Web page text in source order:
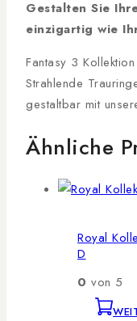
Gestalten Sie
einzigartig wie
Fantasy 3 Kollektion
Strahlende
gestaltbar mit
Ähnliche
Royal
D
0 von 5